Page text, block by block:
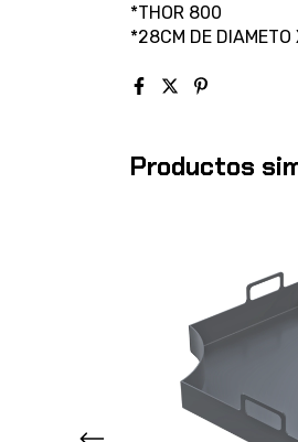
*THOR 800
*28CM DE
Productos